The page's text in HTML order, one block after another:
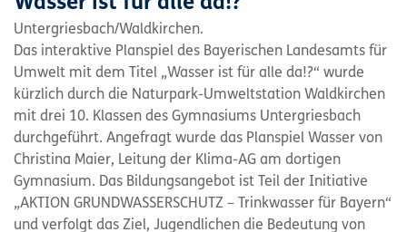
Untergriesbach/Waldkirchen.
Das interaktive Planspiel des Bayerischen Landesamts für
Umwelt mit dem Titel „Wasser ist für alle da!?“ wurde
kürzlich durch die Naturpark-Umweltstation Waldkirchen
mit drei 10. Klassen des Gymnasiums Untergriesbach
durchgeführt. Angefragt wurde das Planspiel Wasser von
Christina Maier, Leitung der Klima-AG am dortigen
Gymnasium. Das Bildungsangebot ist Teil der Initiative
„AKTION GRUNDWASSERSCHUTZ – Trinkwasser für Bayern“
und verfolgt das Ziel, Jugendlichen die Bedeutung von